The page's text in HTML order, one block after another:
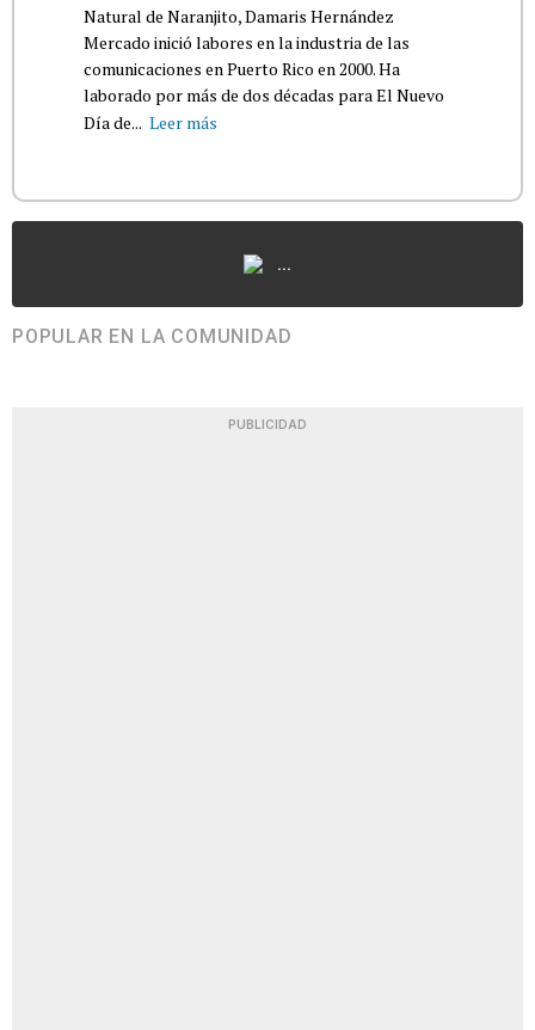
Natural de Naranjito, Damaris Hernández
Mercado inició labores en la industria de las
comunicaciones en Puerto Rico en 2000. Ha
laborado por más de dos décadas para El Nuevo
Día de... Leer más
...
POPULAR EN LA COMUNIDAD
PUBLICIDAD